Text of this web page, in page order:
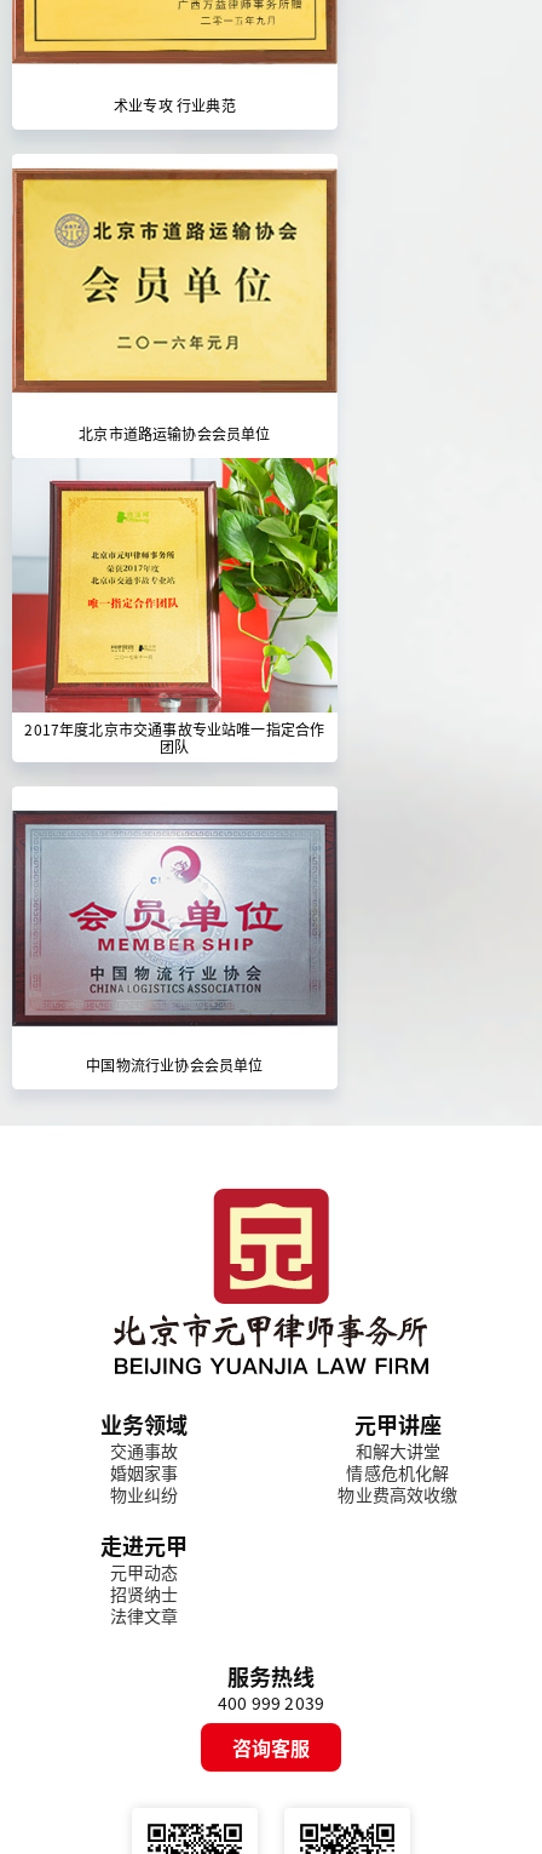
术业专攻 行业典范
北京市道路运输协会会员单位
2017年度北京市交通事故专业站唯一指定合作
团队
中国物流行业协会会员单位
业务领域
交通事故
婚姻家事
物业纠纷
元甲讲座
和解大讲堂
情感危机化解
物业费高效收缴
走进元甲
元甲动态
招贤纳士
法律文章
服务热线
400 999 2039
咨询客服